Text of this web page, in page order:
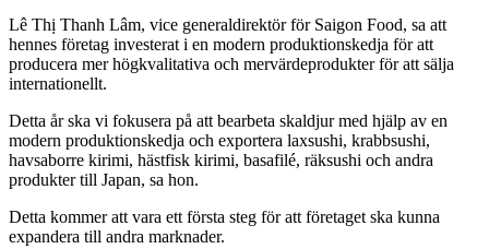
Lê Thị Thanh Lâm, vice generaldirektör för Saigon Food, sa att
hennes företag investerat i en modern produktionskedja för att
producera mer högkvalitativa och mervärdeprodukter för att sälja
internationellt.
Detta år ska vi fokusera på att bearbeta skaldjur med hjälp av en
modern produktionskedja och exportera laxsushi, krabbsushi,
havsaborre kirimi, hästfisk kirimi, basafilé, räksushi och andra
produkter till Japan, sa hon.
Detta kommer att vara ett första steg för att företaget ska kunna
expandera till andra marknader.